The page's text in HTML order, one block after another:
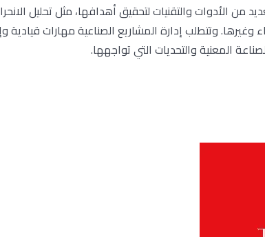
من الأدوات والتقنيات لتحقيق أهدافها، مثل تحليل
وغيرها. وتتطلب إدارة المشاريع الصناعية مهارات قيادية
المعنية والتحديات التي تواجهها.